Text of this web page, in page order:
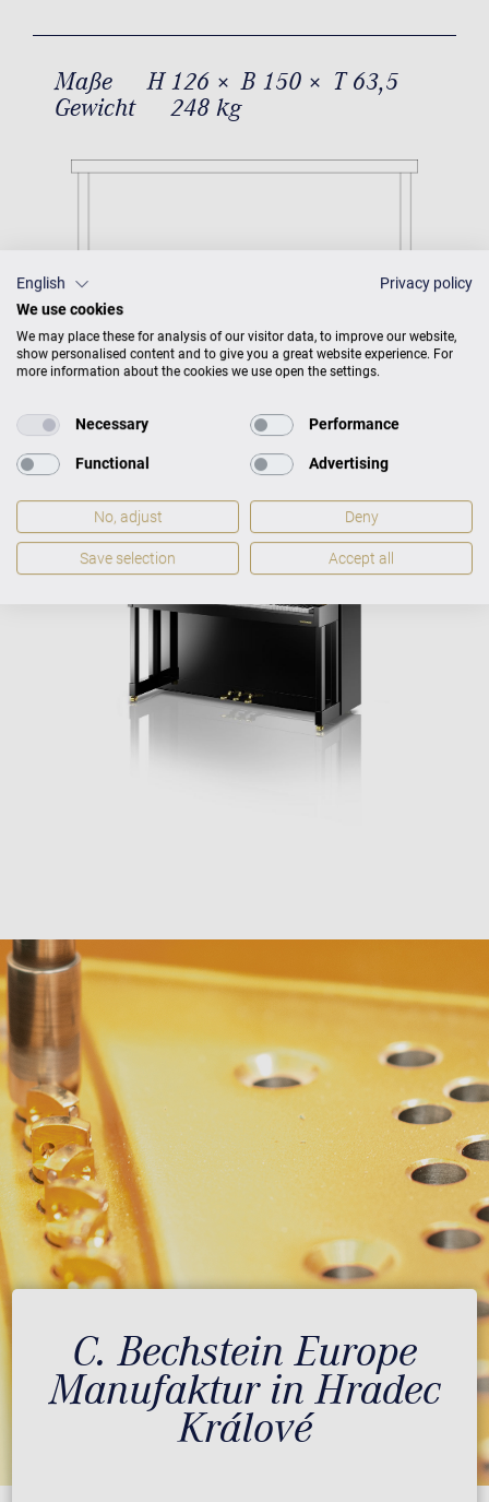
Maße
H 126 × B 150 × T 63,5
Gewicht
248 kg
C. Bechstein Europe
Manufaktur in Hradec
Králové
English
Privacy policy
We use cookies
We may place these for analysis of our visitor data, to improve our website,
show personalised content and to give you a great website experience. For
more information about the cookies we use open the settings.
Necessary Performance
Functional Advertising
No, adjust Deny
Save selection Accept all